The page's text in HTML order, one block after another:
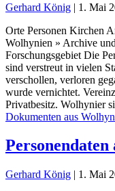
Gerhard König | 1. Mai
Orte Personen Kirchen
Wolhynien » Archive
Forschungsgebiet Die
sind verstreut in vielen
verschollen, verloren
wurde vernichtet.
Privatbesitz. Wolhynier
Dokumenten aus
Gerhard König | 1. Mai